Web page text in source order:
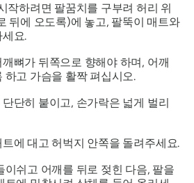
작하려면 팔꿈치를 구부려 허리 위
뒤에 오도록)에 놓고, 팔뚝이 매트와
요.
뼈가 뒤쪽으로 향해야 하며, 어깨
하고 가슴을 활짝 펴십시오.
단히 붙이고, 손가락은 넓게 벌리
에 대고 허벅지 안쪽을 돌려주세요.
이쉬고 어깨를 뒤로 젖힌 다음, 팔을